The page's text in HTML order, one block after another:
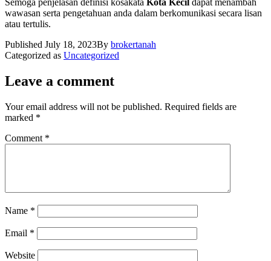
wawasan serta pengetahuan anda dalam berkomunikasi secara lisan
atau tertulis.
Published July 18, 2023By brokertanah
Categorized as Uncategorized
Leave a comment
Your email address will not be published. Required fields are
marked *
Comment *
Name *
Email *
Website